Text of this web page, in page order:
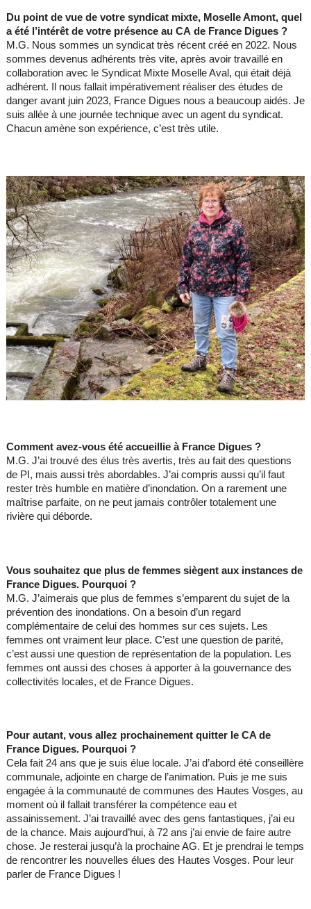
Du point de vue de votre syndicat mixte, Moselle Amont, quel
a été l’intérêt de votre présence au CA de France Digues ?
M.G. Nous sommes un syndicat très récent créé en 2022. Nous
sommes devenus adhérents très vite, après avoir travaillé en
collaboration avec le Syndicat Mixte Moselle Aval, qui était déjà
adhérent. Il nous fallait impérativement réaliser des études de
danger avant juin 2023, France Digues nous a beaucoup aidés. Je
suis allée à une journée technique avec un agent du syndicat.
Chacun amène son expérience, c’est très utile.
Comment avez-vous été accueillie à France Digues ?
M.G. J’ai trouvé des élus très avertis, très au fait des questions
de PI, mais aussi très abordables. J’ai compris aussi qu’il faut
rester très humble en matière d’inondation. On a rarement une
maîtrise parfaite, on ne peut jamais contrôler totalement une
rivière qui déborde.
Vous souhaitez que plus de femmes siègent aux instances de
France Digues. Pourquoi ?
M.G. J’aimerais que plus de femmes s’emparent du sujet de la
prévention des inondations. On a besoin d’un regard
complémentaire de celui des hommes sur ces sujets. Les
femmes ont vraiment leur place. C’est une question de parité,
c’est aussi une question de représentation de la population. Les
femmes ont aussi des choses à apporter à la gouvernance des
collectivités locales, et de France Digues.
Pour autant, vous allez prochainement quitter le CA de
France Digues. Pourquoi ?
Cela fait 24 ans que je suis élue locale. J’ai d’abord été conseillère
communale, adjointe en charge de l’animation. Puis je me suis
engagée à la communauté de communes des Hautes Vosges, au
moment où il fallait transférer la compétence eau et
assainissement. J’ai travaillé avec des gens fantastiques, j’ai eu
de la chance. Mais aujourd’hui, à 72 ans j’ai envie de faire autre
chose. Je resterai jusqu’à la prochaine AG. Et je prendrai le temps
de rencontrer les nouvelles élues des Hautes Vosges. Pour leur
parler de France Digues !